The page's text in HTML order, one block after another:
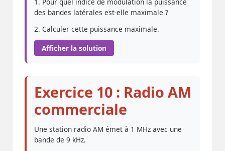
1. Pour quel indice de modulation la puissance
des bandes latérales est-elle maximale ?
2. Calculer cette puissance maximale.
Afficher la solution
Exercice 10 : Radio AM
commerciale
Une station radio AM émet à 1 MHz avec une
bande de 9 kHz.